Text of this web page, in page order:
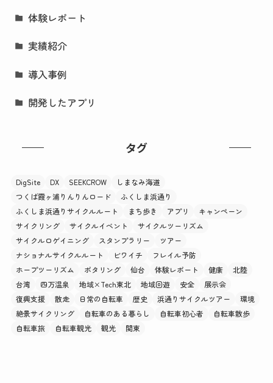
体験レポート
実績紹介
導入事例
開発したアプリ
タグ
DigSite DX SEEKCROW
しまなみ海道
つくば霞ヶ浦りんりんロード
ふくしま浜通り
ふくしま浜通りサイクルルート
まち歩き アプリ
キャンペーン
サイクリング
サイクルイベント
サイクルツーリズム
サイクルロゲイニング
スタンプラリー
ツアー
ナショナルサイクルルート
ビワイチ
フレイル予防
ホープツーリズム
ポタリング 仙台 体験レポート 健康
北陸
台湾
四万温泉 地域×Tech東北 地域回遊 安全
展示会
復興支援
散走 日常の自転車 歴史 浜通りサイクルツアー
環境
絶景サイクリング
自転車のある暮らし 自転車初心者
自転車散歩
自転車旅
自転車観光 観光 関東